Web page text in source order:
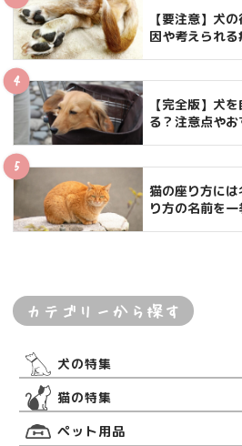
【要注意】犬
因や考えられる
【完全版】犬
る？注意点や
猫の座り方に
り方の名前を一
カテゴリーから探す
犬の特集
猫の特集
ペット用品